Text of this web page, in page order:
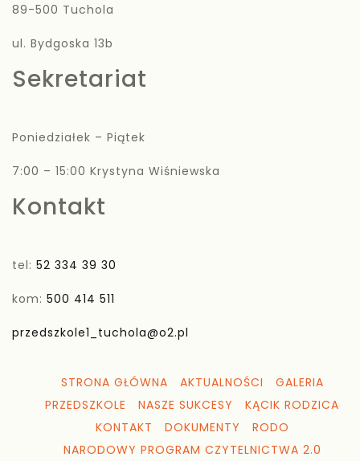
89-500 Tuchola
ul. Bydgoska 13b
Sekretariat
Poniedziałek – Piątek
7:00 – 15:00 Krystyna Wiśniewska
Kontakt
tel: 52 334 39 30
kom: 500 414 511
przedszkole1_tuchola@o2.pl
STRONA GŁÓWNA AKTUALNOŚCI
GALERIA
PRZEDSZKOLE
NASZE SUKCESY
KĄCIK RODZICA
KONTAKT
DOKUMENTY
RODO
NARODOWY PROGRAM CZYTELNICTWA 2.0